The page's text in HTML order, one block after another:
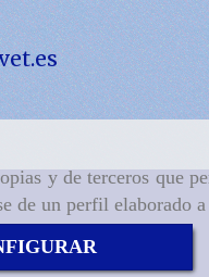
y de terceros que
de un perfil elaborado